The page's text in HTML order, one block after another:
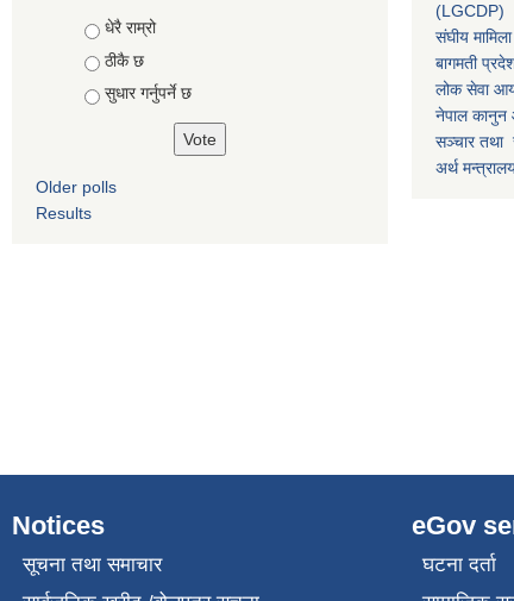
Choices
धेरै राम्रो
ठीकै छ
सुधार गर्नुपर्ने छ
Older polls
Results
(LGCDP)
संघीय
बागमती
लोक सेवा
नेपाल कानुन
सञ्चार तथा
अर्थ
Notices
सूचना तथा समाचार
eGov
घटना दर्ता